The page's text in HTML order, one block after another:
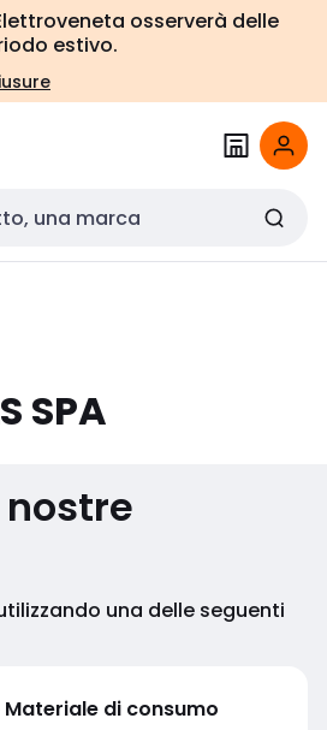
osserverà delle
estivo.
SPA
nostre
una delle seguenti
di consumo